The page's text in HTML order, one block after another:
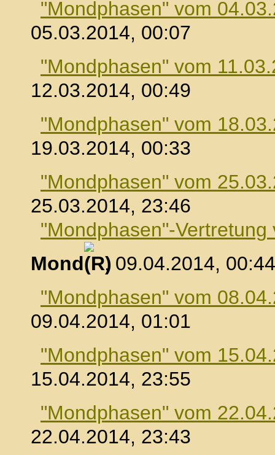
"Mondphasen" vom
05.03.2014, 00:07
"Mondphasen" vom
12.03.2014, 00:49
"Mondphasen" vom
19.03.2014, 00:33
"Mondphasen" vom
25.03.2014, 23:46
"Mondphasen"-
Mond
, 09.04.2014, 00:44
"Mondphasen" vom
09.04.2014, 01:01
"Mondphasen" vom
15.04.2014, 23:55
"Mondphasen" vom
22.04.2014, 23:43